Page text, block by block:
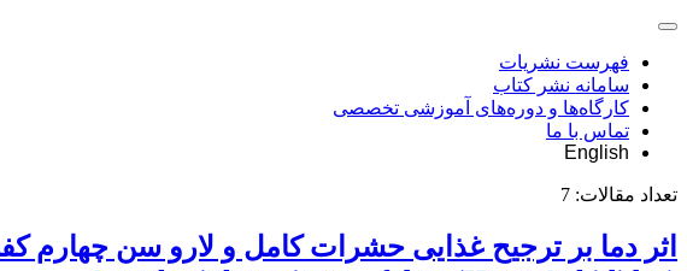
فهرست نشریات
سامانه نشر کتاب
کارگاه‌ها و دوره‌های آموزشی تخصصی
تماس با ما
English
تعداد مقالات: 7